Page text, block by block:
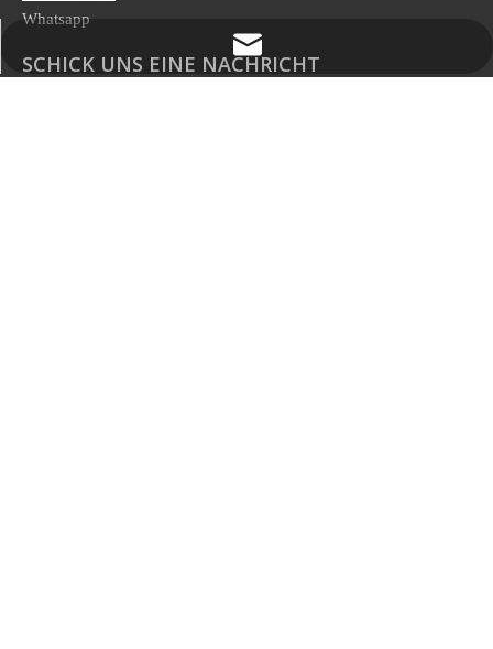
Whatsapp
SCHICK UNS EINE NACHRICHT
easonhxh@shindai.cn